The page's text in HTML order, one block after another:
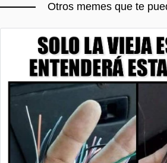
Otros memes que te